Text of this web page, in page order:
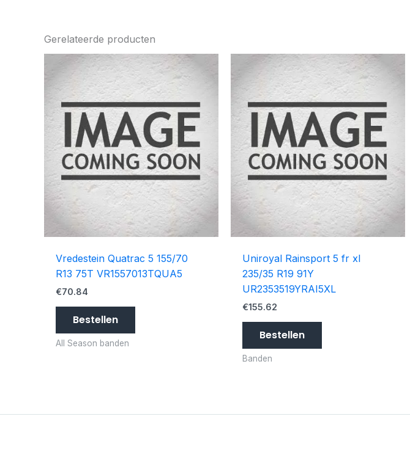
Gerelateerde producten
Vredestein Quatrac 5 155/70
R13 75T VR1557013TQUA5
€70.84
Bestellen
All Season banden
Uniroyal Rainsport 5 fr xl
235/35 R19 91Y
UR2353519YRAI5XL
€155.62
Bestellen
Banden